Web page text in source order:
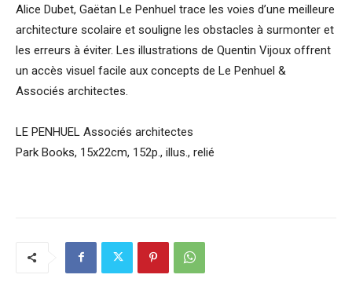
Alice Dubet, Gaëtan Le Penhuel trace les voies d’une meilleure
architecture scolaire et souligne les obstacles à surmonter et
les erreurs à éviter. Les illustrations de Quentin Vijoux offrent
un accès visuel facile aux concepts de Le Penhuel &
Associés architectes.
LE PENHUEL Associés architectes
Park Books, 15x22cm, 152p., illus., relié